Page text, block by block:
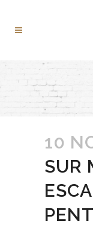
10
SUR